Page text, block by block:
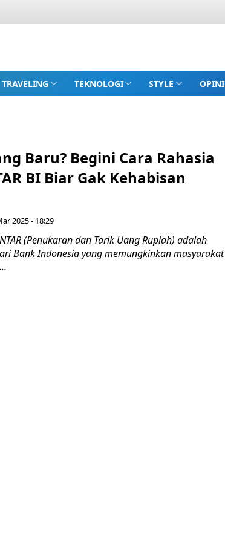
TEKNOLOGI STYLE OPINI
Baru? Begini Cara Rahasia
BI Biar Gak Kehabisan
2025 - 18:29
(Penukaran dan Tarik Uang Rupiah) adalah
Bank Indonesia yang memungkinkan masyarakat